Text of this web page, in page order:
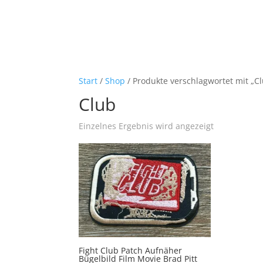
Start /Shop / Produkte verschlagwortet mit
Club
Einzelnes Ergebnis wird angezeigt
Fight Club Patch Aufnäher
Bügelbild Film Movie Brad Pitt